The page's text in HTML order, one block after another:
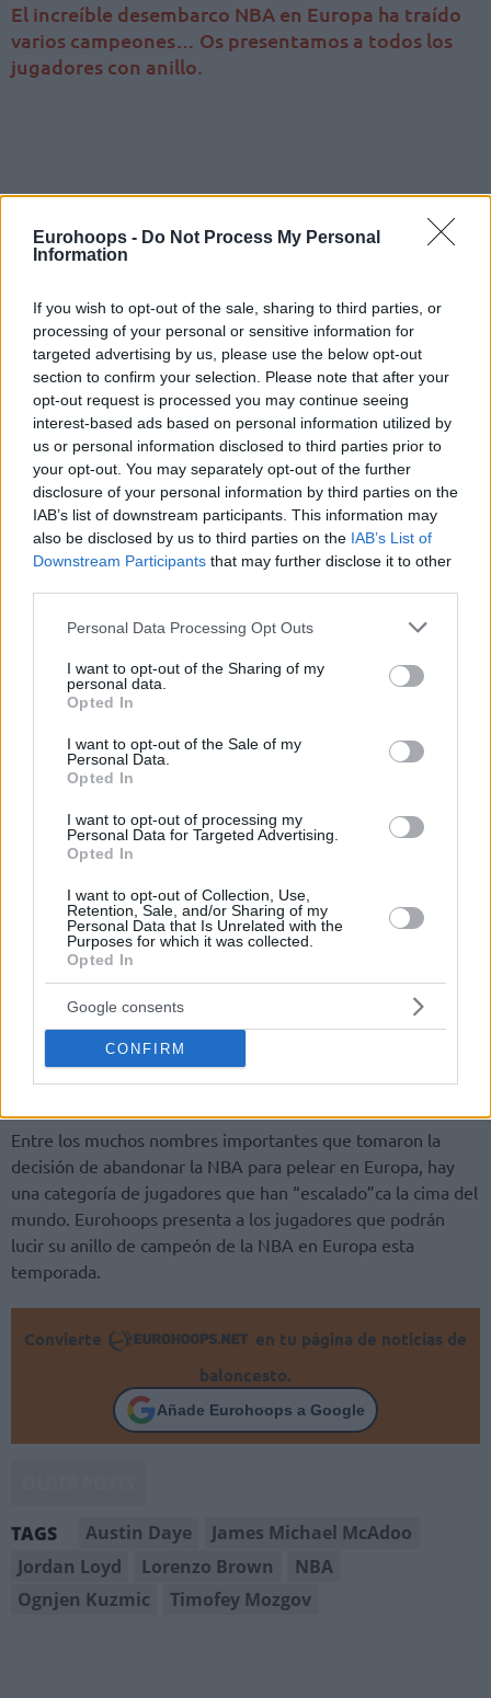
Eurohoops - Do Not Process My Personal
Information
If you wish to opt-out of the sale, sharing to third parties, or
processing of your personal or sensitive information for
targeted advertising by us, please use the below opt-out
section to confirm your selection. Please note that after your
opt-out request is processed you may continue seeing
interest-based ads based on personal information utilized by
us or personal information disclosed to third parties prior to
your opt-out. You may separately opt-out of the further
disclosure of your personal information by third parties on the
IAB’s list of downstream participants. This information may
also be disclosed by us to third parties on the IAB’s List of
Downstream Participants that may further disclose it to other
Please note that this website/app uses one or more Google
not limited to your visit or usage behaviour. You may click to
grant or deny consent to Google and its third-party tags to
use your data for below specified purposes in below Google
consent section.
Personal Data Processing Opt Outs
I want to opt-out of the Sharing of my
personal data.
Opted In
I want to opt-out of the Sale of my
Personal Data.
Opted In
I want to opt-out of processing my
Personal Data for Targeted Advertising.
Opted In
I want to opt-out of Collection, Use,
Retention, Sale, and/or Sharing of my
Personal Data that Is Unrelated with the
Purposes for which it was collected.
Opted In
Google consents
CONFIRM
El increíble desembarco NBA en Europa ha traído
varios campeones… Os presentamos a todos los
jugadores con anillo.
Por Eurohoops team/
Se espera que esta temporada de Euroliga sea más
competitiva que nunca. Los 18 equipos hicieron
movimientos importantes, elevaron el listón garantizando el
espectáculo durante todo el año.
Lo mismo puede decirse de la renovada EuroCup, que ahora
cuenta con dos plazas la Euroliga, o de la Basketball
Champions League, cuyo crecimiento continúa.
Entre los muchos nombres importantes que tomaron la
decisión de abandonar la NBA para pelear en Europa, hay
una categoría de jugadores que han “escalado”ca la cima del
mundo. Eurohoops presenta a los jugadores que podrán
lucir su anillo de campeón de la NBA en Europa esta
temporada.
Convierte
en tu página de noticias de
baloncesto.
Añade Eurohoops a Google
TAGS Austin Daye
James Michael McAdoo
Jordan Loyd
Lorenzo Brown
NBA
Ognjen Kuzmic
Timofey Mozgov